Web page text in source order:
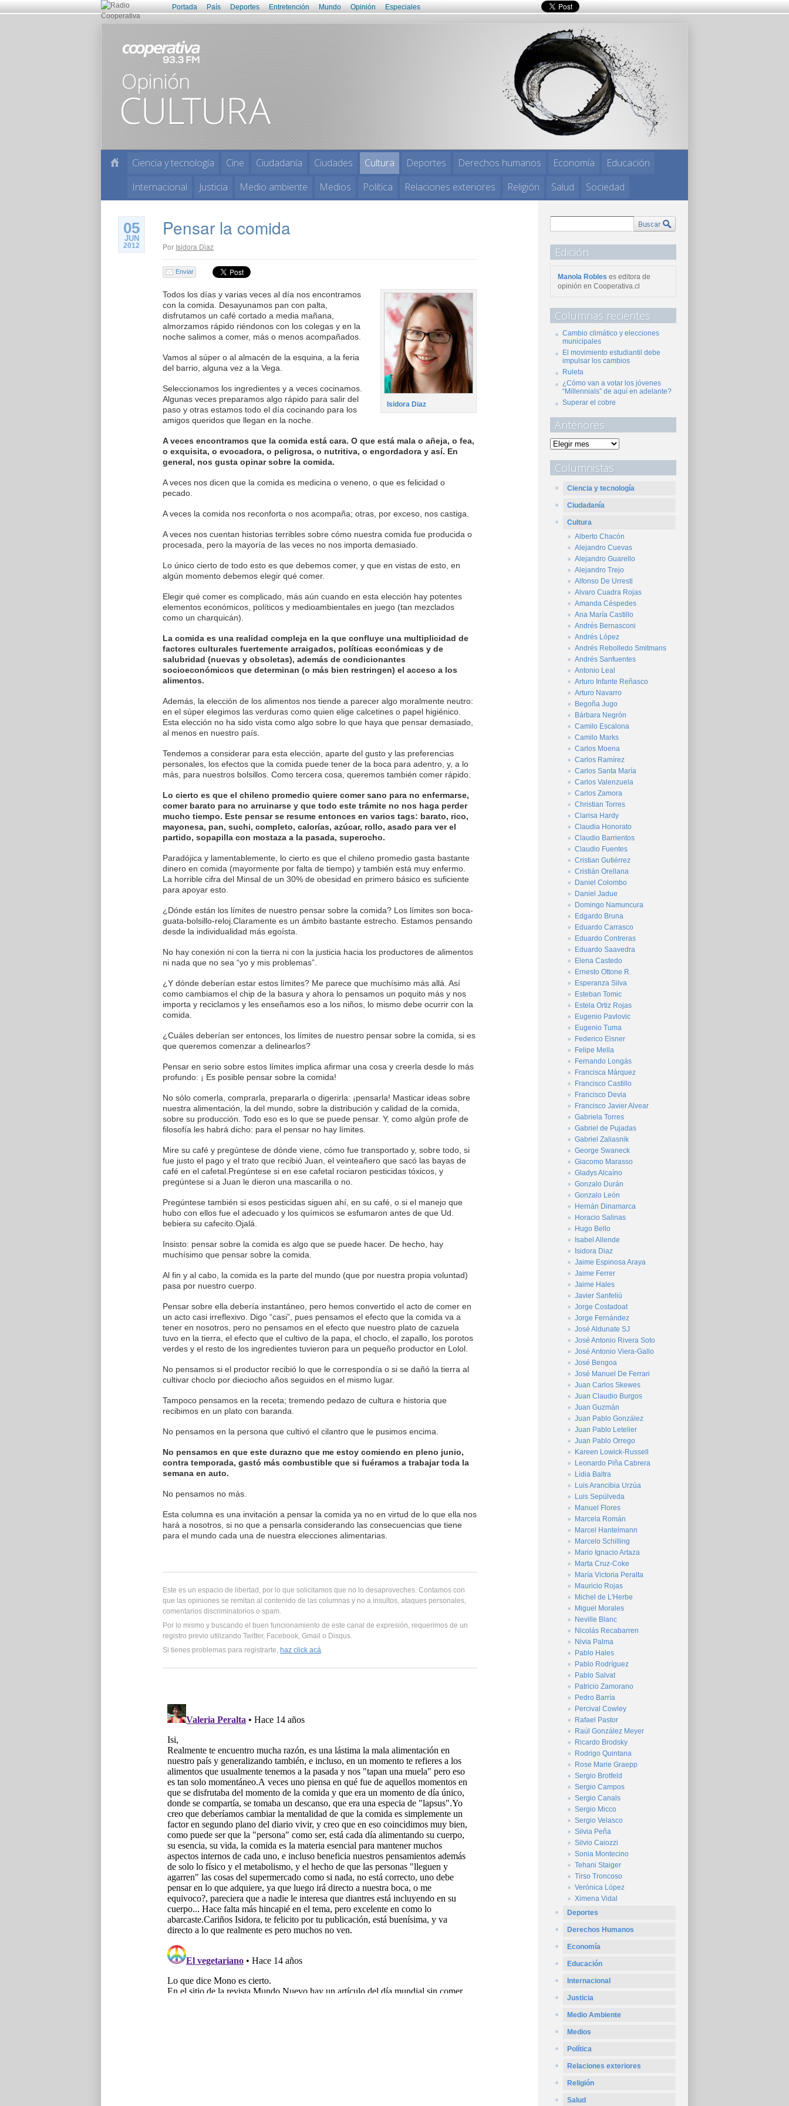
Portada País Deportes Entretención Mundo Opinión Especiales
Ciencia y tecnología Cine Ciudadanía Ciudades Cultura Deportes Derechos humanos Economía
Educación
Internacional
Justicia Medio ambiente Medios Política Relaciones exteriores Religión Salud Sociedad
05
JUN
2012
Pensar la comida
Por Isidora Diaz
Enviar
Isidora Diaz
Todos los días y varias veces al día nos encontramos
con la comida. Desayunamos pan con palta,
disfrutamos un café cortado a media mañana,
almorzamos rápido riéndonos con los colegas y en la
noche salimos a comer, más o menos acompañados.
Vamos al súper o al almacén de la esquina, a la feria
del barrio, alguna vez a la Vega.
Seleccionamos los ingredientes y a veces cocinamos.
Algunas veces preparamos algo rápido para salir del
paso y otras estamos todo el día cocinando para los
amigos queridos que llegan en la noche.
A veces encontramos que la comida está cara. O que está mala o añeja, o fea,
o exquisita, o evocadora, o peligrosa, o nutritiva, o engordadora y así. En
general, nos gusta opinar sobre la comida.
A veces nos dicen que la comida es medicina o veneno, o que es felicidad o
pecado.
A veces la comida nos reconforta o nos acompaña; otras, por exceso, nos castiga.
A veces nos cuentan historias terribles sobre cómo nuestra comida fue producida o
procesada, pero la mayoría de las veces no nos importa demasiado.
Lo único cierto de todo esto es que debemos comer, y que en vistas de esto, en
algún momento debemos elegir qué comer.
Elegir qué comer es complicado, más aún cuando en esta elección hay potentes
elementos económicos, políticos y medioambientales en juego (tan mezclados
como un charquicán).
La comida es una realidad compleja en la que confluye una multiplicidad de
factores culturales fuertemente arraigados, políticas económicas y de
salubridad (nuevas y obsoletas), además de condicionantes
socioeconómicos que determinan (o más bien restringen) el acceso a los
alimentos.
Además, la elección de los alimentos nos tiende a parecer algo moralmente neutro:
en el súper elegimos las verduras como quien elige calcetines o papel higiénico.
Esta elección no ha sido vista como algo sobre lo que haya que pensar demasiado,
al menos en nuestro país.
Tendemos a considerar para esta elección, aparte del gusto y las preferencias
personales, los efectos que la comida puede tener de la boca para adentro, y, a lo
más, para nuestros bolsillos. Como tercera cosa, queremos también comer rápido.
Lo cierto es que el chileno promedio quiere comer sano para no enfermarse,
comer barato para no arruinarse y que todo este trámite no nos haga perder
mucho tiempo. Este pensar se resume entonces en varios tags: barato, rico,
mayonesa, pan, suchi, completo, calorías, azúcar, rollo, asado para ver el
partido, sopapilla con mostaza a la pasada, superocho.
Paradójica y lamentablemente, lo cierto es que el chileno promedio gasta bastante
dinero en comida (mayormente por falta de tiempo) y también está muy enfermo.
La horrible cifra del Minsal de un 30% de obesidad en primero básico es suficiente
para apoyar esto.
¿Dónde están los límites de nuestro pensar sobre la comida? Los límites son boca-
guata-bolsillo-reloj.Claramente es un ámbito bastante estrecho. Estamos pensando
desde la individualidad más egoísta.
No hay conexión ni con la tierra ni con la justicia hacia los productores de alimentos
ni nada que no sea “yo y mis problemas”.
¿Y dónde deberían estar estos límites? Me parece que muchísimo más allá. Así
como cambiamos el chip de la basura y ahora lo pensamos un poquito más y nos
importa y reciclamos y les enseñamos eso a los niños, lo mismo debe ocurrir con la
comida.
¿Cuáles deberían ser entonces, los límites de nuestro pensar sobre la comida, si es
que queremos comenzar a delinearlos?
Pensar en serio sobre estos límites implica afirmar una cosa y creerla desde lo más
profundo: ¡ Es posible pensar sobre la comida!
No sólo comerla, comprarla, prepararla o digerirla: ¡pensarla! Masticar ideas sobre
nuestra alimentación, la del mundo, sobre la distribución y calidad de la comida,
sobre su producción. Todo eso es lo que se puede pensar. Y, como algún profe de
filosofía les habrá dicho: para el pensar no hay límites.
Mire su café y pregúntese de dónde viene, cómo fue transportado y, sobre todo, si
fue justo el pago y el trato que recibió Juan, el veinteañero que sacó las bayas de
café en el cafetal.Pregúntese si en ese cafetal rociaron pesticidas tóxicos, y
pregúntese si a Juan le dieron una mascarilla o no.
Pregúntese también si esos pesticidas siguen ahí, en su café, o si el manejo que
hubo con ellos fue el adecuado y los químicos se esfumaron antes de que Ud.
bebiera su cafecito.Ojalá.
Insisto: pensar sobre la comida es algo que se puede hacer. De hecho, hay
muchísimo que pensar sobre la comida.
Al fin y al cabo, la comida es la parte del mundo (que por nuestra propia voluntad)
pasa por nuestro cuerpo.
Pensar sobre ella debería instantáneo, pero hemos convertido el acto de comer en
un acto casi irreflexivo. Digo “casi”, pues pensamos el efecto que la comida va a
tener en nosotros, pero no pensamos en el efecto que nuestro plato de cazuela
tuvo en la tierra, el efecto que el cultivo de la papa, el choclo, el zapallo, los porotos
verdes y el resto de los ingredientes tuvieron para un pequeño productor en Lolol.
No pensamos si el productor recibió lo que le correspondía o si se dañó la tierra al
cultivar choclo por dieciocho años seguidos en el mismo lugar.
Tampoco pensamos en la receta; tremendo pedazo de cultura e historia que
recibimos en un plato con baranda.
No pensamos en la persona que cultivó el cilantro que le pusimos encima.
No pensamos en que este durazno que me estoy comiendo en pleno junio,
contra temporada, gastó más combustible que si fuéramos a trabajar toda la
semana en auto.
No pensamos no más.
Esta columna es una invitación a pensar la comida ya no en virtud de lo que ella nos
hará a nosotros, si no que a pensarla considerando las consecuencias que tiene
para el mundo cada una de nuestra elecciones alimentarias.
Este es un espacio de libertad, por lo que solicitamos que no lo desaproveches. Contamos con
que las opiniones se remitan al contenido de las columnas y no a insultos, ataques personales,
comentarios discriminatorios o spam.
Por lo mismo y buscando el buen funcionamiento de este canal de expresión, requerimos de un
registro previo utilizando Twitter, Facebook, Gmail o Disqus.
Si tienes problemas para registrarte, haz click acá.
Edición
Manola Robles es editora de
opinión en Cooperativa.cl
Columnas recientes
Cambio climático y elecciones
municipales
El movimiento estudiantil debe
impulsar los cambios
Ruleta
¿Cómo van a votar los jóvenes
“Millennials” de aquí en adelante?
Superar el cobre
Anteriores
Columnistas
Ciencia y tecnología
Ciudadanía
Cultura
Alberto Chacón
Alejandro Cuevas
Alejandro Guarello
Alejandro Trejo
Alfonso De Urresti
Alvaro Cuadra Rojas
Amanda Céspedes
Ana María Castillo
Andrés Bernasconi
Andrés López
Andrés Rebolledo Smitmans
Andrés Sanfuentes
Antonio Leal
Arturo Infante Reñasco
Arturo Navarro
Begoña Jugo
Bárbara Negrón
Camilo Escalona
Camilo Marks
Carlos Moena
Carlos Ramírez
Carlos Santa María
Carlos Valenzuela
Carlos Zamora
Christian Torres
Clarisa Hardy
Claudia Honorato
Claudio Barrientos
Claudio Fuentes
Cristian Gutiérrez
Cristián Orellana
Daniel Colombo
Daniel Jadue
Domingo Namuncura
Edgardo Bruna
Eduardo Carrasco
Eduardo Contreras
Eduardo Saavedra
Elena Castedo
Ernesto Ottone R.
Esperanza Silva
Esteban Tomic
Estela Ortiz Rojas
Eugenio Pavlovic
Eugenio Tuma
Federico Eisner
Felipe Mella
Fernando Longás
Francisca Márquez
Francisco Castillo
Francisco Devia
Francisco Javier Alvear
Gabriela Torres
Gabriel de Pujadas
Gabriel Zaliasnik
George Swaneck
Giacomo Marasso
Gladys Alcaíno
Gonzalo Durán
Gonzalo León
Hernán Dinamarca
Horacio Salinas
Hugo Bello
Isabel Allende
Isidora Diaz
Jaime Espinosa Araya
Jaime Ferrer
Jaime Hales
Javier Sanfeliú
Jorge Costadoat
Jorge Fernández
José Aldunate SJ
José Antonio Rivera Soto
José Antonio Viera-Gallo
José Bengoa
José Manuel De Ferrari
Juan Carlos Skewes
Juan Claudio Burgos
Juan Guzmán
Juan Pablo González
Juan Pablo Letelier
Juan Pablo Orrego
Kareen Lowick-Russell
Leonardo Piña Cabrera
Lidia Baltra
Luis Arancibia Urzúa
Luis Sepúlveda
Manuel Flores
Marcela Román
Marcel Hantelmann
Marcelo Schilling
Mario Ignacio Artaza
Marta Cruz-Coke
María Victoria Peralta
Mauricio Rojas
Michel de L'Herbe
Miguel Morales
Neville Blanc
Nicolás Recabarren
Nivia Palma
Pablo Hales
Pablo Rodríguez
Pablo Salvat
Patricio Zamorano
Pedro Barría
Percival Cowley
Rafael Pastor
Raúl González Meyer
Ricardo Brodsky
Rodrigo Quintana
Rose Marie Graepp
Sergio Brotfeld
Sergio Campos
Sergio Canals
Sergio Micco
Sergio Velasco
Silvia Peña
Silvio Caiozzi
Sonia Montecino
Tehani Staiger
Tirso Troncoso
Verónica López
Ximena Vidal
Deportes
Derechos Humanos
Economía
Educación
Internacional
Justicia
Medio Ambiente
Medios
Política
Relaciones exteriores
Religión
Salud